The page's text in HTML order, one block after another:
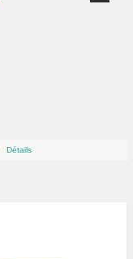
Détails